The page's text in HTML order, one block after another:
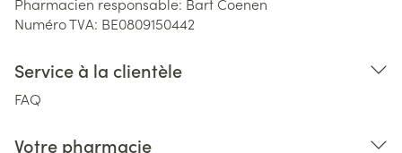
Numéro TVA: BE0809150442
Service à la clientèle
FAQ
Votre pharmacie